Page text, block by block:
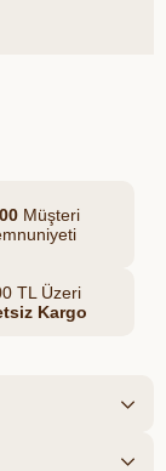
Müşteri
TL Üzeri
Kargo